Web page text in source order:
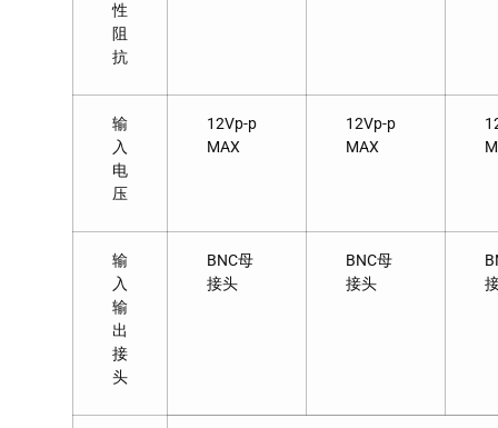
性
阻
抗
输
入
电
压
12Vp-p
MAX
12Vp-p
MAX
输
入
输
出
接
头
BNC母
接头
BNC母
接头